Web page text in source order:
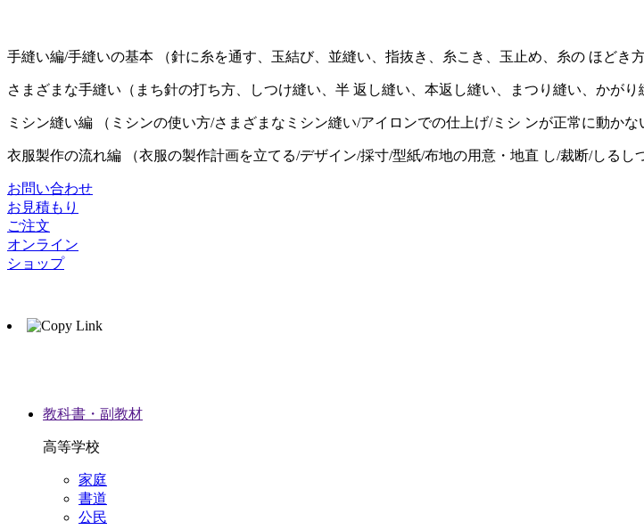
手縫い編/手縫いの基本 （針に糸を通す、玉結び、並縫い、指抜き、糸こき、玉止め、糸の ほどき方
さまざまな手縫い（まち針の打ち方、しつけ縫い、半 返し縫い、本返し縫い、まつり縫い、かがり
ミシン縫い編 （ミシンの使い方/さまざまなミシン縫い/アイロンでの仕上げ/ミシ ンが正常に動かな
衣服製作の流れ編 （衣服の製作計画を立てる/デザイン/採寸/型紙/布地の用意・地直 し/裁断/しるし
お問い合わせ
お見積もり
ご注文
オンライン
ショップ
教科書・副教材
高等学校
家庭
書道
公民